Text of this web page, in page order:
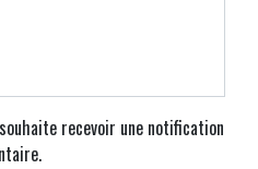
recevoir une notification